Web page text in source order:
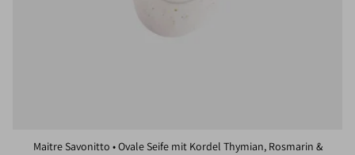
Maitre Savonitto • Ovale Seife mit Kordel Thymian, Rosmarin &